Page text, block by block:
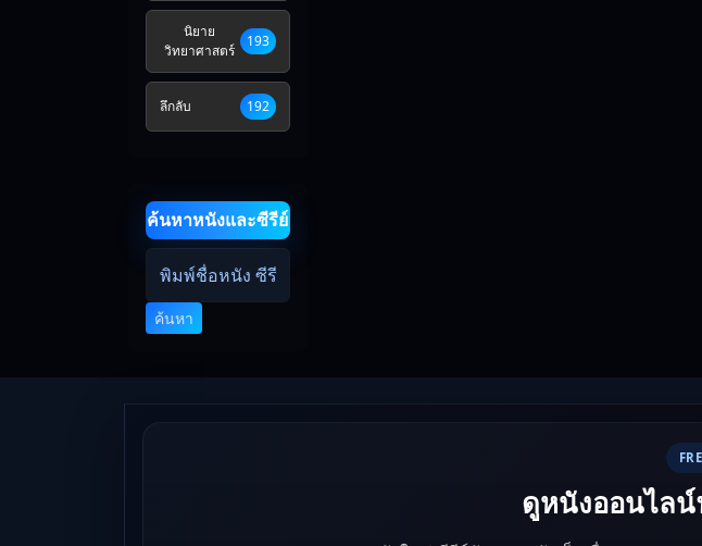
นิยาย
วิทยาศาสตร์
193
ลึกลับ 192
ค้นหาหนังและซีรีย์
ค้นหา
ดูหนังออนไล